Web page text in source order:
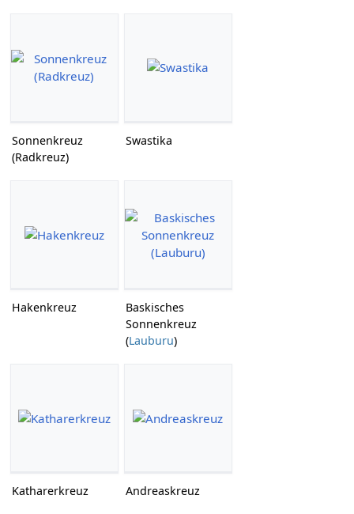
Sonnenkreuz
(Radkreuz)
Swastika
Hakenkreuz
Baskisches
Sonnenkreuz
(Lauburu)
Katharerkreuz Andreaskreuz